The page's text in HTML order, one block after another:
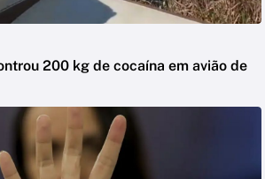
200 kg de cocaína em avião de